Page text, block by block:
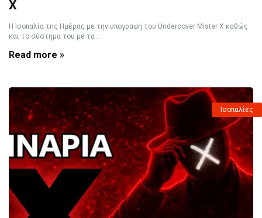
X
Η Ισοπαλία της Ημέρας με την υπογραφή του Undercover Mister X καθώς
και το σύστημα του με τα ...
Read more »
Ισοπαλίες